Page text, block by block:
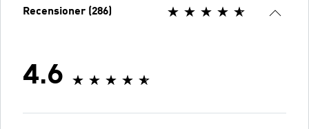
Recensioner (286)
4.6